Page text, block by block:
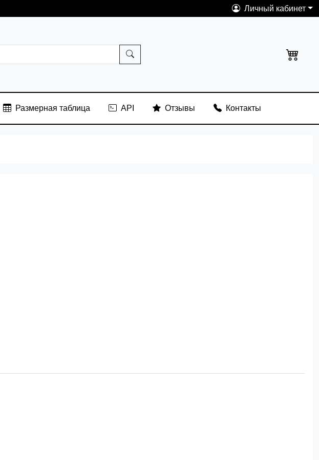
Личный кабинет
Размерная таблица API Отзывы Контакты